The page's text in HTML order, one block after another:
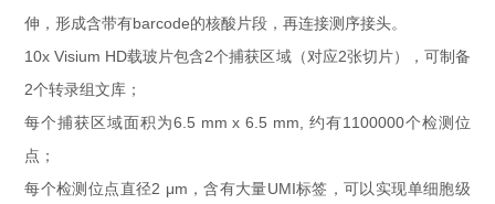
伸，形成含带有barcode的核酸片段，再连接测序接头。
10x Visium HD载玻片包含2个捕获区域（对应2张切片），可制备
2个转录组文库；
每个捕获区域面积为6.5 mm x 6.5 mm, 约有1100000个检测位
点；
每个检测位点直径2 μm，含有大量UMI标签，可以实现单细胞级